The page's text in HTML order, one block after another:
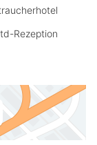
Rezeption